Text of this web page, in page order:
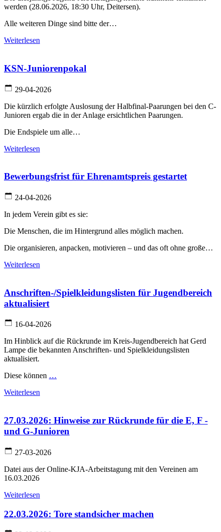
werden (28.06.2026, 18:30 Uhr, Deitersen).
Alle weiteren Dinge sind bitte der…
Weiterlesen
KSN-Juniorenpokal
29-04-2026
Die kürzlich erfolgte Auslosung der Halbfinal-Paarungen bei den C-
Junioren ergab die in der Anlage ersichtlichen Paarungen.
Die Endspiele um alle…
Weiterlesen
Bewerbungsfrist für Ehrenamtspreis gestartet
24-04-2026
In jedem Verein gibt es sie:
Die Menschen, die im Hintergrund alles möglich machen.
Die organisieren, anpacken, motivieren – und das oft ohne große…
Weiterlesen
Anschriften-/Spielkleidungslisten für Jugendbereich
aktualisiert
16-04-2026
Im Hinblick auf die Rückrunde im Kreis-Jugendbereich hat Gerd
Lampe die bekannten Anschriften- und Spielkleidungslisten
aktualisiert.
Diese können …
Weiterlesen
27.03.2026: Hinweise zur Rückrunde für die E, F -
und G-Junioren
27-03-2026
Datei aus der Online-KJA-Arbeitstagung mit den Vereinen am
16.03.2026
Weiterlesen
22.03.2026: Tore standsicher machen